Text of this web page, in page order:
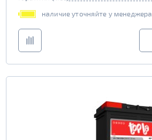
наличие уточняйте у менеджера